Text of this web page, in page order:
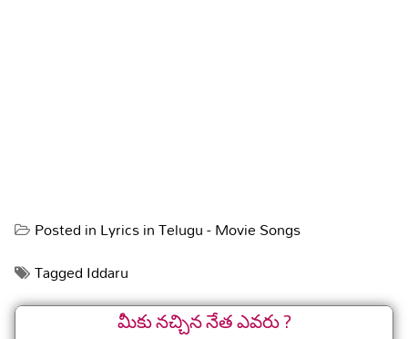
Posted inLyrics in Telugu - Movie Songs
TaggedIddaru
మీకు నచ్చిన నేత ఎవరు ?